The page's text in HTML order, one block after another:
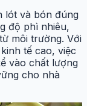
lót và bón đúng
độ phì nhiêu,
môi trường. Với
tế cao, việc
vào chất lượng
cho nhà